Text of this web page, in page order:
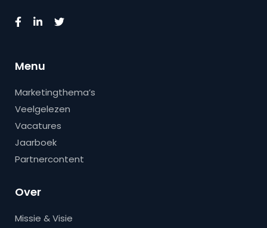
Menu
Marketingthema’s
Veelgelezen
Vacatures
Jaarboek
Partnercontent
Over
Missie & Visie